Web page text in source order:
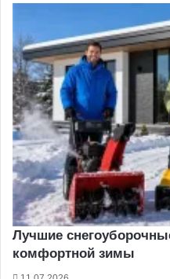
Лучшие
комфортной зимы